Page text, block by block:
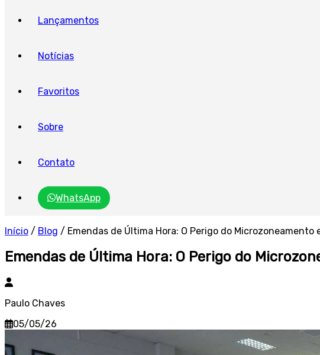
Lançamentos
Notícias
Favoritos
Sobre
Contato
WhatsApp
Início / Blog / Emendas de Última Hora: O Perigo do Microzoneamento
Emendas de Última Hora: O Perigo do
Paulo Chaves
05/05/26